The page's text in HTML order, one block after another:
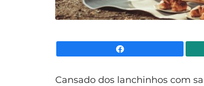
Cansado dos lanchinhos com